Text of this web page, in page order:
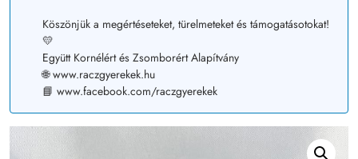
Köszönjük a megértéseteket, türelmeteket és támogatásotokat!
💛
Együtt Kornélért és Zsomborért Alapítvány
🌐 www.raczgyerekek.hu
📘 www.facebook.com/raczgyerekek